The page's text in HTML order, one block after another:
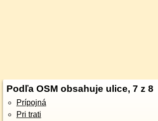
Podľa OSM obsahuje ulice, 7 z 8
Prípojná
Pri trati